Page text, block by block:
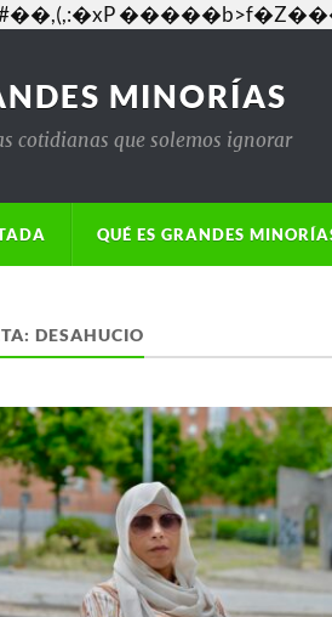
MINORÍAS
cotidianas que solemos ignorar
QUÉ ES GRANDES
DESAHUCIO